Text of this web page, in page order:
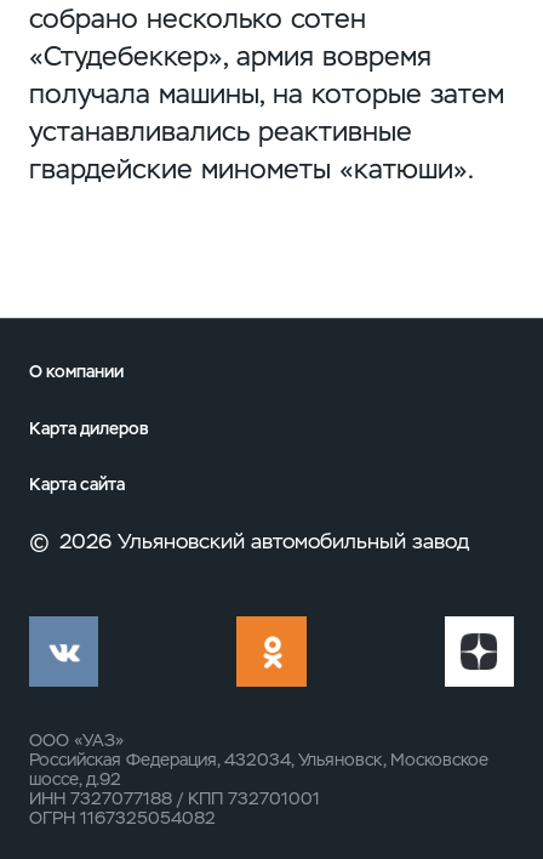
собрано несколько сотен
«Студебеккер», армия вовремя
получала машины, на которые затем
устанавливались реактивные
гвардейские минометы «катюши».
О компании
Карта дилеров
Карта сайта
© 2026 Ульяновский автомобильный завод
ООО «УАЗ»
Российская Федерация, 432034, Ульяновск, Московское
шоссе, д.92
ИНН 7327077188 / КПП 732701001
ОГРН 1167325054082